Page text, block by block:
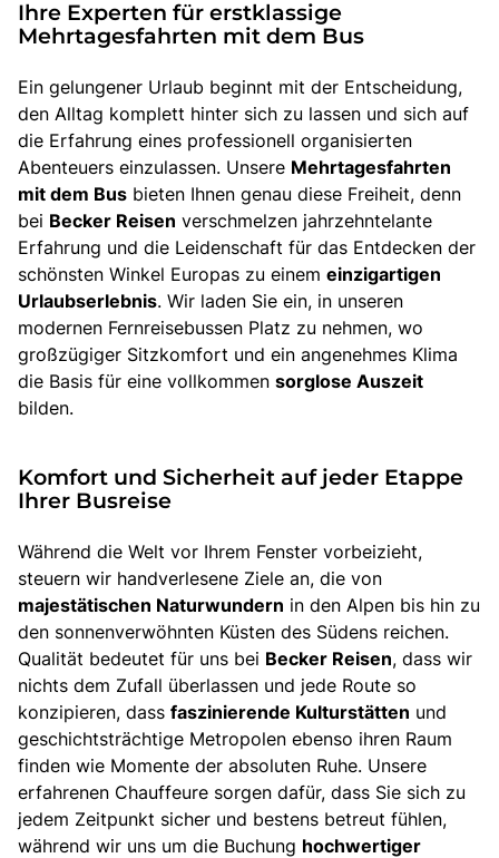
Ihre Experten für erstklassige
Mehrtagesfahrten mit dem Bus
Ein gelungener Urlaub beginnt mit der Entscheidung,
den Alltag komplett hinter sich zu lassen und sich auf
die Erfahrung eines professionell organisierten
Abenteuers einzulassen. Unsere Mehrtagesfahrten
mit dem Bus bieten Ihnen genau diese Freiheit, denn
bei Becker Reisen verschmelzen jahrzehntelante
Erfahrung und die Leidenschaft für das Entdecken der
schönsten Winkel Europas zu einem einzigartigen
Urlaubserlebnis. Wir laden Sie ein, in unseren
modernen Fernreisebussen Platz zu nehmen, wo
großzügiger Sitzkomfort und ein angenehmes Klima
die Basis für eine vollkommen sorglose Auszeit
bilden.
Komfort und Sicherheit auf jeder Etappe
Ihrer Busreise
Während die Welt vor Ihrem Fenster vorbeizieht,
steuern wir handverlesene Ziele an, die von
majestätischen Naturwundern in den Alpen bis hin zu
den sonnenverwöhnten Küsten des Südens reichen.
Qualität bedeutet für uns bei Becker Reisen, dass wir
nichts dem Zufall überlassen und jede Route so
konzipieren, dass faszinierende Kulturstätten und
geschichtsträchtige Metropolen ebenso ihren Raum
finden wie Momente der absoluten Ruhe. Unsere
erfahrenen Chauffeure sorgen dafür, dass Sie sich zu
jedem Zeitpunkt sicher und bestens betreut fühlen,
während wir uns um die Buchung hochwertiger